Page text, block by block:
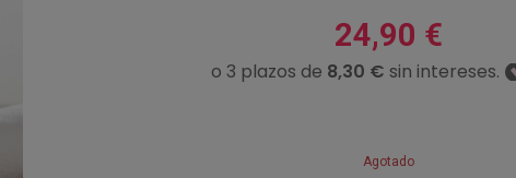
24,90 €
Agotado